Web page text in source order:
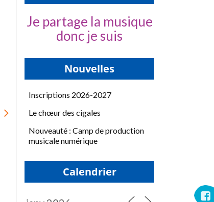
Je partage la musique
donc je suis
Nouvelles
Inscriptions 2026-2027
Le chœur des cigales
Nouveauté : Camp de production
musicale numérique
Calendrier